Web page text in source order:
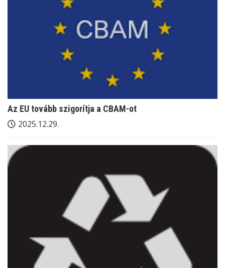
Az EU tovább szigorítja a CBAM-ot
2025.12.29.